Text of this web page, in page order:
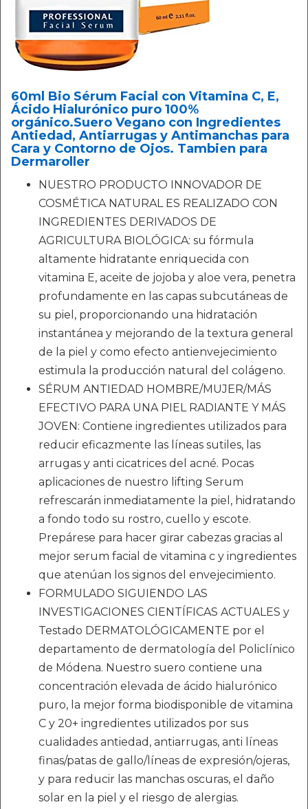
60ml Bio Sérum Facial con Vitamina C, E,
Ácido Hialurónico puro 100%
orgánico.Suero Vegano con Ingredientes
Antiedad, Antiarrugas y Antimanchas para
Cara y Contorno de Ojos. Tambien para
Dermaroller
NUESTRO PRODUCTO INNOVADOR DE
COSMÉTICA NATURAL ES REALIZADO CON
INGREDIENTES DERIVADOS DE
AGRICULTURA BIOLÓGICA: su fórmula
altamente hidratante enriquecida con
vitamina E, aceite de jojoba y aloe vera, penetra
profundamente en las capas subcutáneas de
su piel, proporcionando una hidratación
instantánea y mejorando de la textura general
de la piel y como efecto antienvejecimiento
estimula la producción natural del colágeno.
SÉRUM ANTIEDAD HOMBRE/MUJER/MÁS
EFECTIVO PARA UNA PIEL RADIANTE Y MÁS
JOVEN: Contiene ingredientes utilizados para
reducir eficazmente las líneas sutiles, las
arrugas y anti cicatrices del acné. Pocas
aplicaciones de nuestro lifting Serum
refrescarán inmediatamente la piel, hidratando
a fondo todo su rostro, cuello y escote.
Prepárese para hacer girar cabezas gracias al
mejor serum facial de vitamina c y ingredientes
que atenúan los signos del envejecimiento.
FORMULADO SIGUIENDO LAS
INVESTIGACIONES CIENTÍFICAS ACTUALES y
Testado DERMATOLÓGICAMENTE por el
departamento de dermatología del Policlínico
de Módena. Nuestro suero contiene una
concentración elevada de ácido hialurónico
puro, la mejor forma biodisponible de vitamina
C y 20+ ingredientes utilizados por sus
cualidades antiedad, antiarrugas, anti líneas
finas/patas de gallo/líneas de expresión/ojeras,
y para reducir las manchas oscuras, el daño
solar en la piel y el riesgo de alergias.